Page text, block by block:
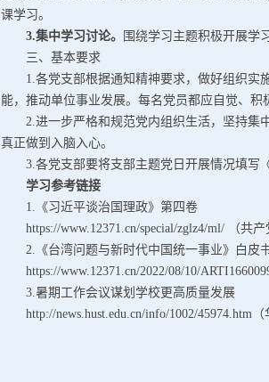
课学习。
3.集中学习讨论。
围绕学习主题积极开展学
三、基本要求
1.各党支部根据通知精神要求，做好组织实
能，推动单位事业发展。每名党员都应自觉、积
2.进一步严格和规范党内组织生活，坚持集
真正做到入脑入心。
3.各党支部要将支部主题党日开展情况填写
学习参考链接
1.《习近平谈治国理政》第四卷
https://www.12371.cn/special/zglz4/ml/ （共产
2.《台湾问题与新时代中国统一事业》白皮
https://www.12371.cn/2022/08/10/
3.暑期工作会议谋划学校更高质量发展
http://news.hust.edu.cn/info/1002/45974.htm